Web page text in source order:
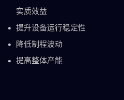
实质效益
提升设备运行稳定性
降低制程波动
提高整体产能